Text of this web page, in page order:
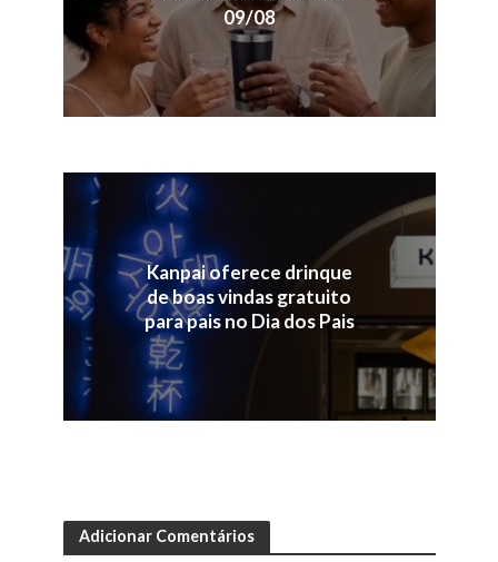
09/08
Kanpai oferece drinque
de boas vindas gratuito
para pais no Dia dos Pais
Adicionar Comentários